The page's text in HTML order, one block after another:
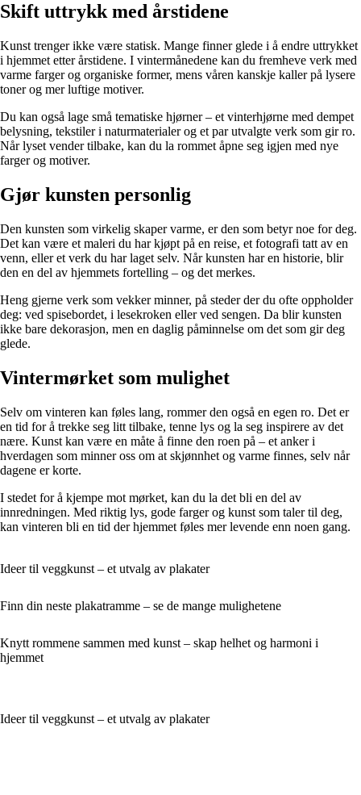
Skift uttrykk med årstidene
Kunst trenger ikke være statisk. Mange finner glede i å endre uttrykket
i hjemmet etter årstidene. I vintermånedene kan du fremheve verk med
varme farger og organiske former, mens våren kanskje kaller på lysere
toner og mer luftige motiver.
Du kan også lage små tematiske hjørner – et vinterhjørne med dempet
belysning, tekstiler i naturmaterialer og et par utvalgte verk som gir ro.
Når lyset vender tilbake, kan du la rommet åpne seg igjen med nye
farger og motiver.
Gjør kunsten personlig
Den kunsten som virkelig skaper varme, er den som betyr noe for deg.
Det kan være et maleri du har kjøpt på en reise, et fotografi tatt av en
venn, eller et verk du har laget selv. Når kunsten har en historie, blir
den en del av hjemmets fortelling – og det merkes.
Heng gjerne verk som vekker minner, på steder der du ofte oppholder
deg: ved spisebordet, i lesekroken eller ved sengen. Da blir kunsten
ikke bare dekorasjon, men en daglig påminnelse om det som gir deg
glede.
Vintermørket som mulighet
Selv om vinteren kan føles lang, rommer den også en egen ro. Det er
en tid for å trekke seg litt tilbake, tenne lys og la seg inspirere av det
nære. Kunst kan være en måte å finne den roen på – et anker i
hverdagen som minner oss om at skjønnhet og varme finnes, selv når
dagene er korte.
I stedet for å kjempe mot mørket, kan du la det bli en del av
innredningen. Med riktig lys, gode farger og kunst som taler til deg,
kan vinteren bli en tid der hjemmet føles mer levende enn noen gang.
Ideer til veggkunst – et utvalg av plakater
Finn din neste plakatramme – se de mange mulighetene
Knytt rommene sammen med kunst – skap helhet og harmoni i
hjemmet
Ideer til veggkunst – et utvalg av plakater